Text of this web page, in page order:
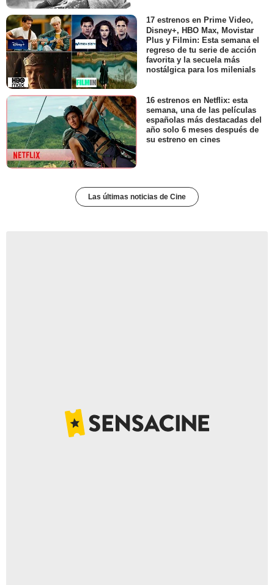
17 estrenos en Prime Video,
Disney+, HBO Max, Movistar
Plus y Filmin: Esta semana el
regreso de tu serie de acción
favorita y la secuela más
nostálgica para los milenials
16 estrenos en Netflix: esta
semana, una de las películas
españolas más destacadas del
año solo 6 meses después de
su estreno en cines
Las últimas noticias de Cine